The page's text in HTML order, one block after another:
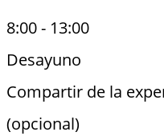
8:00- 13:00
Desayuno
Compartir de la
(opcional)